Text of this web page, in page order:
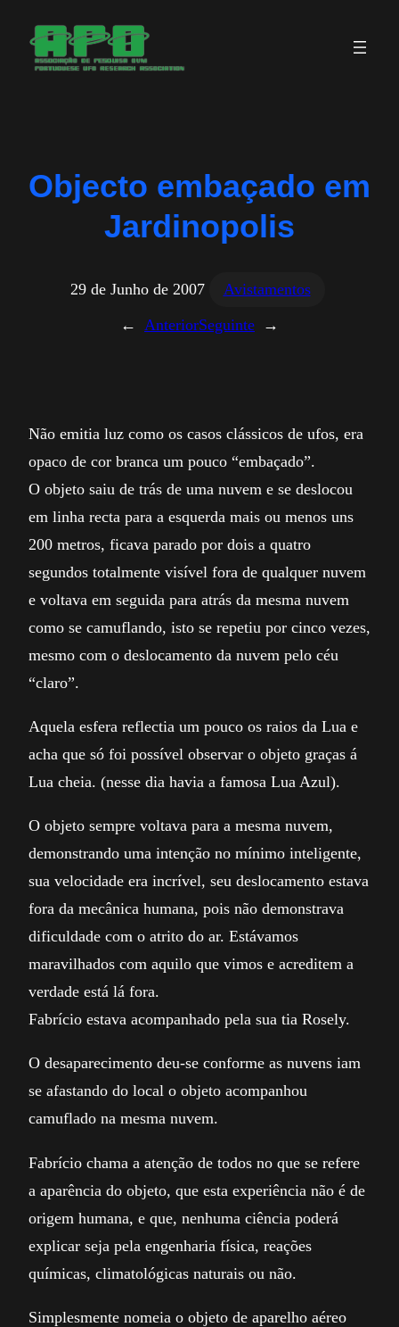
para
Objecto embaçado em
Jardinopolis
29 de Junho de 2007
Avistamentos
← AnteriorSeguinte →
Não emitia luz como os casos clássicos de ufos, era
opaco de cor branca um pouco “embaçado”.
O objeto saiu de trás de uma nuvem e se deslocou
em linha recta para a esquerda mais ou menos uns
200 metros, ficava parado por dois a quatro
segundos totalmente visível fora de qualquer nuvem
e voltava em seguida para atrás da mesma nuvem
como se camuflando, isto se repetiu por cinco vezes,
mesmo com o deslocamento da nuvem pelo céu
“claro”.
Aquela esfera reflectia um pouco os raios da Lua e
acha que só foi possível observar o objeto graças á
Lua cheia. (nesse dia havia a famosa Lua Azul).
O objeto sempre voltava para a mesma nuvem,
demonstrando uma intenção no mínimo inteligente,
sua velocidade era incrível, seu deslocamento estava
fora da mecânica humana, pois não demonstrava
dificuldade com o atrito do ar. Estávamos
maravilhados com aquilo que vimos e acreditem a
verdade está lá fora.
Fabrício estava acompanhado pela sua tia Rosely.
O desaparecimento deu-se conforme as nuvens iam
se afastando do local o objeto acompanhou
camuflado na mesma nuvem.
Fabrício chama a atenção de todos no que se refere
a aparência do objeto, que esta experiência não é de
origem humana, e que, nenhuma ciência poderá
explicar seja pela engenharia física, reações
químicas, climatológicas naturais ou não.
Simplesmente nomeia o objeto de aparelho aéreo